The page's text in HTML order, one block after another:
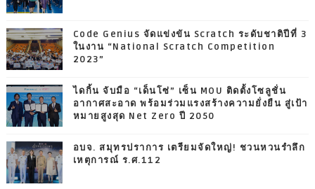
Code Genius จัดแข่งขัน Scratch ระดับชาติปีที่ 3
ในงาน “National Scratch Competition
2023”
ไดกิ้น จับมือ “เด็นโซ่” เซ็น MOU ติดตั้งโซลูชั่น
อากาศสะอาด พร้อมร่วมแรงสร้างความยั่งยืน สู่เป้า
หมายสูงสุด Net Zero ปี 2050
อบจ. สมุทรปราการ เตรียมจัดใหญ่! ชวนหวนรำลึก
เหตุการณ์ ร.ศ.112